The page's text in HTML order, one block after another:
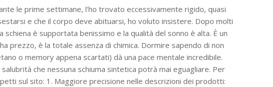
le prime settimane, l'ho trovato eccessivamente rigido, quasi
e che il corpo deve abituarsi, ho voluto insistere. Dopo molti
è supportata benissimo e la qualità del sonno è alta. È un
prezzo, è la totale assenza di chimica. Dormire sapendo di non
o memory appena scartati) dà una pace mentale incredibile.
che nessuna schiuma sintetica potrà mai eguagliare. Per
sul sito: 1. Maggiore precisione nelle descrizioni dei prodotti: